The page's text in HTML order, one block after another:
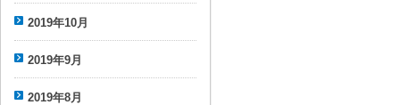
2019年10月
2019年9月
2019年8月